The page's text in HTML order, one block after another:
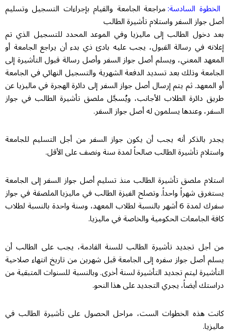
الخطوة السادسة:مراجعة الجامعة والقيام بإجراءات التسجيل وتسليم
أصل جواز السفر واستلام تأشيرة الطالب
بعد دخول الطالب إلى ماليزيا وفي الموعد المحدد للتسجيل الذي تم
إعلانه في رسالة القبول، يجب عليه بادئ ذي بدء أن يراجع الجامعة أو
المعهد المعني، ويسلم أصل جواز السفر وأصل رسالة قبول التأشيرة إلى
الجامعة وذلك بعد تسديد الدفعة الشهرية والتسجيل النهائي في الجامعة
أو المعهد. ثم يتم إرسال أصل جواز السفر إلى دائرة الهجرة في ماليزيا عن
طريق دائرة الطلاب الأجانب، ويُسجَّل ملصق تأشيرة الطالب في جواز
السفر، وعندها يسلمون له أصل جواز السفر.
يجدر بالذكر أنه يجب أن يكون جواز السفر من أجل التسليم للجامعة
واستلام تأشيرة الطالب صالحاً لمدة سنة ونصف على الأقل.
استلام ملصق تأشيرة الطالب منذ تسليم أصل جواز السفر إلى الجامعة
يستغرق شهراً واحداً. وتصلح الفيزة الطالب في ماليزيا الملصقة في جواز
سفرك لمدة 6 أشهر بالنسبة لطلاب المعهد، وسنة واحدة بالنسبة لطلاب
كافة الجامعات الحكومية والخاصة في ماليزيا.
من أجل تجديد تأشيرة الطالب للسنة القادمة، يجب على الطالب أن
يسلم أصل جواز سفره إلى الجامعة قبل شهرين من تاريخ انتهاء صلاحية
التأشيرة ليتم تجديد التأشيرة لسنة أخرى. وبالنسبة للسنوات المتبقية من
دراستك أيضاً، يجري التجديد على هذا النحو.
كانت هذه الخطوات الست، مراحل الحصول على تأشيرة الطالب في
ماليزيا.